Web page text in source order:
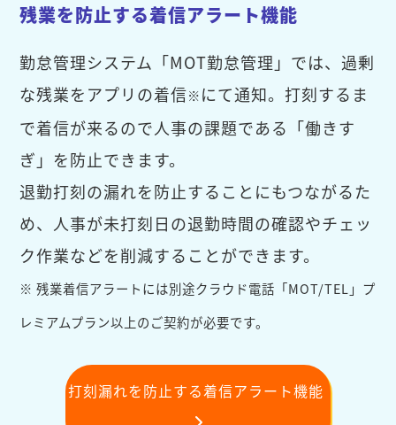
残業を防止する着信アラート機能
勤怠管理システム「MOT勤怠管理」では、過剰
な残業をアプリの着信※にて通知。打刻するま
で着信が来るので人事の課題である「働きす
ぎ」を防止できます。
退勤打刻の漏れを防止することにもつながるた
め、人事が未打刻日の退勤時間の確認やチェッ
ク作業などを削減することができます。
※ 残業着信アラートには別途クラウド電話「MOT/TEL」プ
レミアムプラン以上のご契約が必要です。
打刻漏れを防止する着信アラート機能